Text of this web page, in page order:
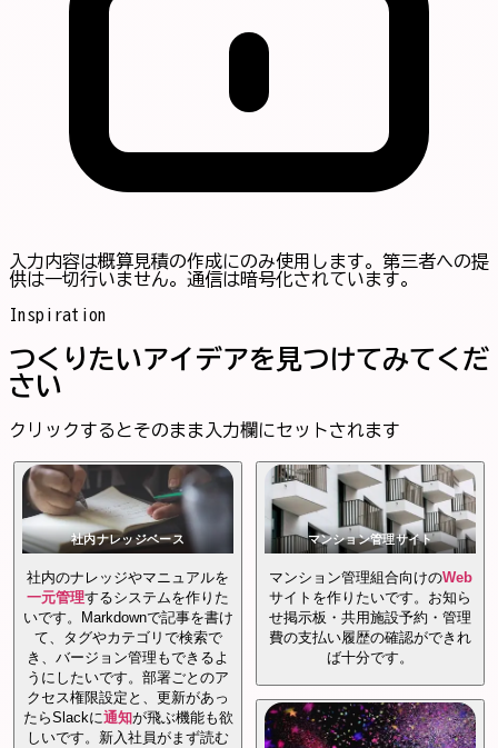
入力内容は概算見積の作成にのみ使用します。第三者への提
供は一切行いません。通信は暗号化されています。
Inspiration
つくりたいアイデアを見つけてみてくだ
さい
クリックするとそのまま入力欄にセットされます
社内ナレッジベース
社内のナレッジやマニュアルを
一元管理するシステムを作りた
いです。Markdownで記事を書け
て、タグやカテゴリで検索で
き、バージョン管理もできるよ
うにしたいです。部署ごとのア
クセス権限設定と、更新があっ
たらSlackに通知が飛ぶ機能も欲
しいです。新入社員がまず読む
マンション管理サイト
マンション管理組合向けのWeb
サイトを作りたいです。お知ら
せ掲示板・共用施設予約・管理
費の支払い履歴の確認ができれ
ば十分です。